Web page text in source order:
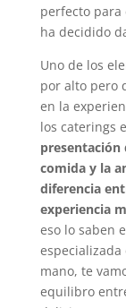
perfecto para
ha decidido
Uno de los
por alto pero
en la
los caterings
presentación
comida y la
diferencia
experiencia
eso lo saben
especializada
mano, te
equilibro